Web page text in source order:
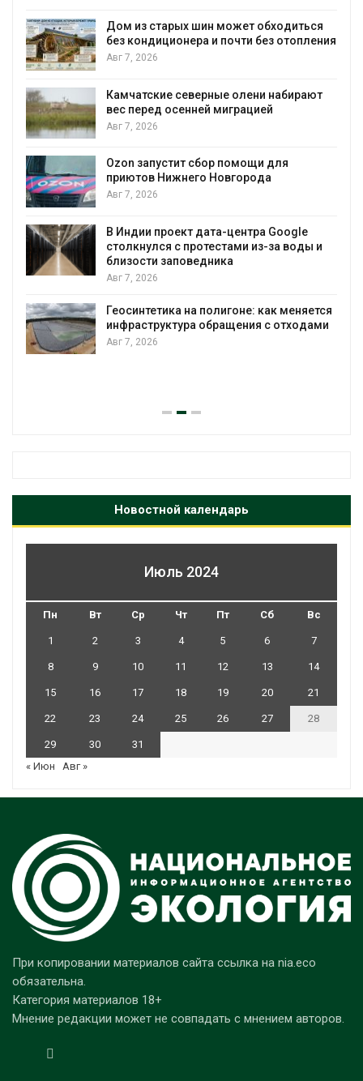
Названы ведущие экологические НКО
России по итогам 2025 года
Авг 7, 2026
Тайфун, засуха и пожары: сразу
несколько регионов столкнулись с
экстремальными природными
Авг 7, 2026
Солнечные панели над каналами
позволяют одновременно
воду
Авг 7, 2026
Дождевая вода с крыш может помочь
Авг 7, 2026
Минприроды потребовало ускорить
Новостной календарь
Июль 2024
Пн Вт Ср Чт Пт Сб Вс
1 2 3 4 5 6 7
8 9 10 11 12 13 14
15 16 17 18 19 20 21
22 23 24 25 26 27 28
29 30
31
« Июн
Авг »
При копировании материалов сайта ссылка на nia.eco
обязательна.
Категория материалов 18+
Мнение редакции может не совпадать с мнением авторов.